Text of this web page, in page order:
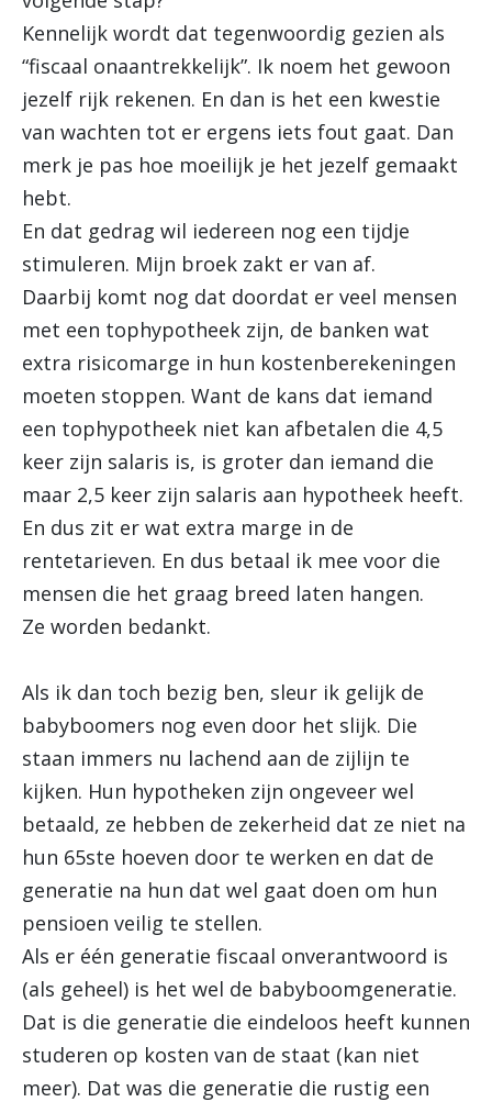
Kennelijk wordt dat tegenwoordig gezien als
“fiscaal onaantrekkelijk”. Ik noem het gewoon
jezelf rijk rekenen. En dan is het een kwestie
van wachten tot er ergens iets fout gaat. Dan
merk je pas hoe moeilijk je het jezelf gemaakt
hebt.
En dat gedrag wil iedereen nog een tijdje
stimuleren. Mijn broek zakt er van af.
Daarbij komt nog dat doordat er veel mensen
met een tophypotheek zijn, de banken wat
extra risicomarge in hun kostenberekeningen
moeten stoppen. Want de kans dat iemand
een tophypotheek niet kan afbetalen die 4,5
keer zijn salaris is, is groter dan iemand die
maar 2,5 keer zijn salaris aan hypotheek heeft.
En dus zit er wat extra marge in de
rentetarieven. En dus betaal ik mee voor die
mensen die het graag breed laten hangen.
Ze worden bedankt.
Als ik dan toch bezig ben, sleur ik gelijk de
babyboomers nog even door het slijk. Die
staan immers nu lachend aan de zijlijn te
kijken. Hun hypotheken zijn ongeveer wel
betaald, ze hebben de zekerheid dat ze niet na
hun 65ste hoeven door te werken en dat de
generatie na hun dat wel gaat doen om hun
pensioen veilig te stellen.
Als er één generatie fiscaal onverantwoord is
(als geheel) is het wel de babyboomgeneratie.
Dat is die generatie die eindeloos heeft kunnen
studeren op kosten van de staat (kan niet
meer). Dat was die generatie die rustig een